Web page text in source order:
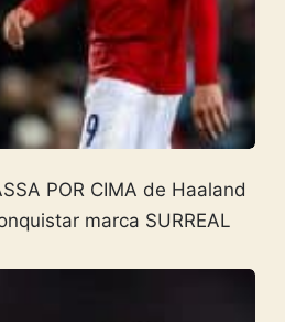
POR CIMA de Haaland
marca SURREAL